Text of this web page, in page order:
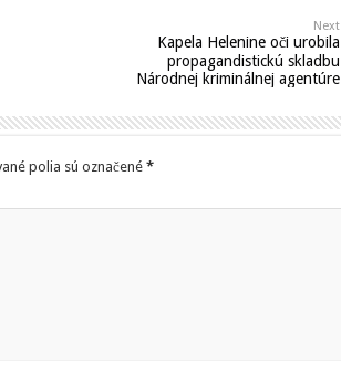
Next
Kapela Helenine oči urobila
propagandistickú skladbu
Národnej kriminálnej agentúre
polia sú označené*